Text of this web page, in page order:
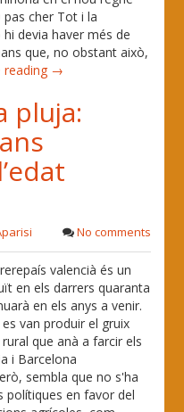
pas cher Tot i la
devia haver més de
que, no obstant això,
reading →
pluja:
No comments
valencià és un
en els darrers quaranta
en els anys a venir.
van produir el gruix
que anà a farcir els
i Barcelona
sembla que no s'ha
polítiques en favor del